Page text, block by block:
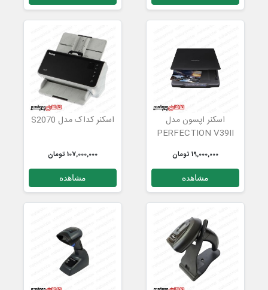
اسکنر اپسون مدل
PERFECTION V39II
19,000,000 تومان
مشاهده
اسکنر کداک مدل S2070
107,000,000 تومان
مشاهده